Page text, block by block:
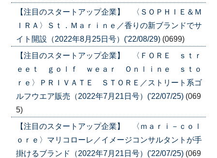
【注目のスタートアップ企業】 〈ＳＯＰＨＩＥ＆Ｍ
ＩＲＡ〉Ｓｔ．Ｍａｒｉｎｅ／香りの新ブランドでサ
イト開設（2022年8月25日号）('22/08/29) (0699)
【注目のスタートアップ企業】 〈ＦＯＲＥ ｓｔｒ
ｅｅｔ ｇｏｌｆ ｗｅａｒ Ｏｎｌｉｎｅ ｓｔｏ
ｒｅ〉ＰＲＩＶＡＴＥ ＳＴＯＲＥ／ストリート系ゴ
ルフウエア販売（2022年7月21日号）('22/07/25) (069
5)
【注目のスタートアップ企業】 〈ｍａｒｉ－ｃｏｌ
ｏｒｅ〉マリコローレ／イメージコンサルタントが手
掛けるブランド（2022年7月21日号）('22/07/25) (069